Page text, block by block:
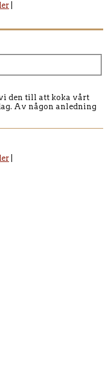
den till att koka vårt
Av någon anledning